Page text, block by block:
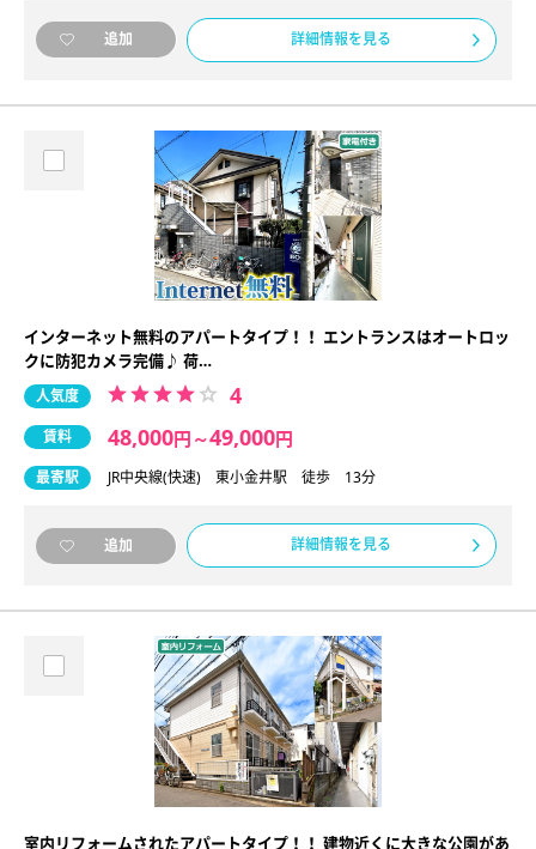
追加 詳細情報を見る
インターネット無料のアパートタイプ！！ エントランスはオートロッ
クに防犯カメラ完備♪ 荷…
人気度 4
賃料 48,000円 ～49,000円
最寄駅 JR中央線(快速) 東小金井駅 徒歩 13分
追加 詳細情報を見る
室内リフォームされたアパートタイプ！！ 建物近くに大きな公園があ